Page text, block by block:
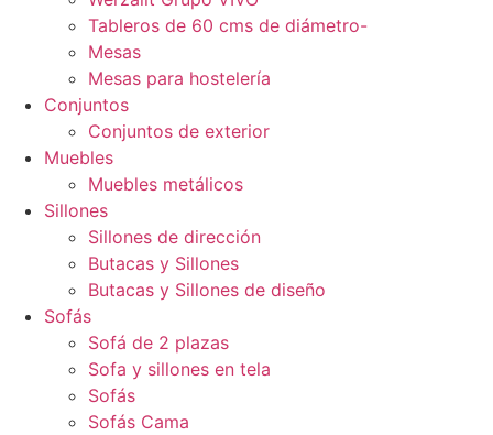
Tableros de 60 cms de diámetro-
Mesas
Mesas para hostelería
Conjuntos
Conjuntos de exterior
Muebles
Muebles metálicos
Sillones
Sillones de dirección
Butacas y Sillones
Butacas y Sillones de diseño
Sofás
Sofá de 2 plazas
Sofa y sillones en tela
Sofás
Sofás Cama